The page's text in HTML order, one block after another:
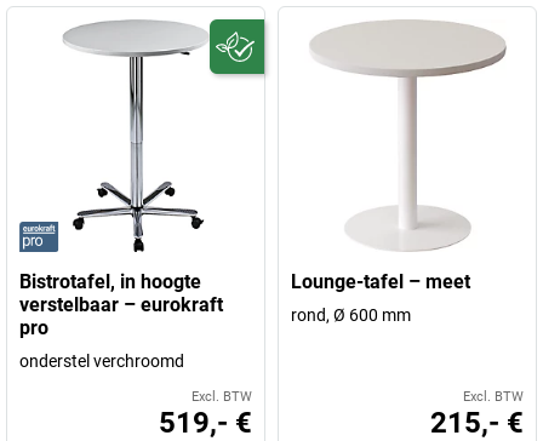
Bistrotafel, in hoogte
verstelbaar – eurokraft
pro
onderstel verchroomd
Excl. BTW
519,- €
Lounge-tafel – meet
rond, Ø 600 mm
Excl. BTW
215,- €